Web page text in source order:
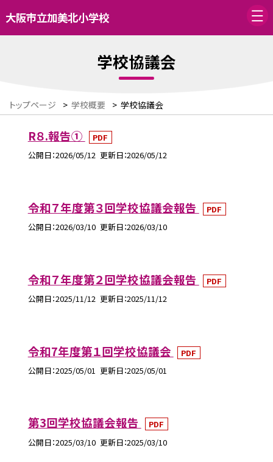
大阪市立加美北小学校
学校協議会
トップページ > 学校概要 > 学校協議会
R８.報告①
PDF
公開日 2026/05/12 更新日 2026/05/12
令和７年度第３回学校協議会報告
PDF
公開日 2026/03/10 更新日 2026/03/10
令和７年度第２回学校協議会報告
PDF
公開日 2025/11/12 更新日 2025/11/12
令和7年度第１回学校協議会
PDF
公開日 2025/05/01 更新日 2025/05/01
第3回学校協議会報告
PDF
公開日 2025/03/10 更新日 2025/03/10